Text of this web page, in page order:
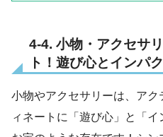
4-4. 小物・アクセサ
ト！遊び心とインパ
小物やアクセサリーは、ア
ィネートに「遊び心」と「